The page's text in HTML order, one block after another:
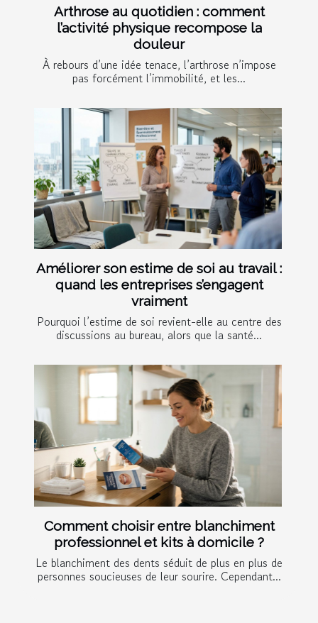
Arthrose au quotidien : comment
l’activité physique recompose la
douleur
À rebours d’une idée tenace, l’arthrose n’impose
pas forcément l’immobilité, et les...
Améliorer son estime de soi au travail :
quand les entreprises s’engagent
vraiment
Pourquoi l’estime de soi revient-elle au centre des
discussions au bureau, alors que la santé...
Comment choisir entre blanchiment
professionnel et kits à domicile ?
Le blanchiment des dents séduit de plus en plus de
personnes soucieuses de leur sourire. Cependant...